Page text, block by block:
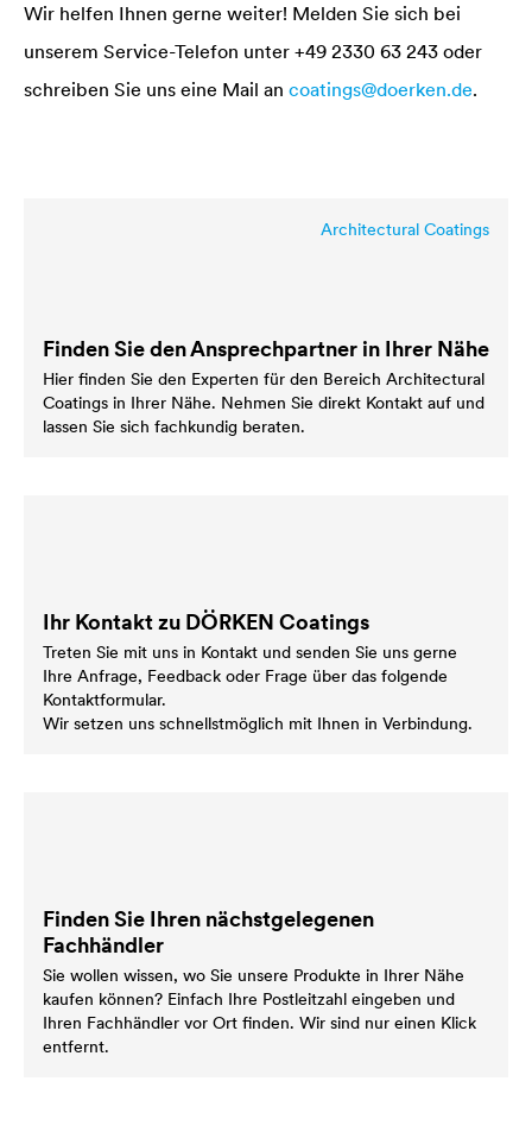
Wir helfen Ihnen gerne weiter! Melden Sie sich bei
unserem Service-Telefon unter +49 2330 63 243 oder
schreiben Sie uns eine Mail an coatings@doerken.de.
Architectural Coatings
Finden Sie den Ansprechpartner in Ihrer Nähe
Hier finden Sie den Experten für den Bereich Architectural
Coatings in Ihrer Nähe. Nehmen Sie direkt Kontakt auf und
lassen Sie sich fachkundig beraten.
Ihr Kontakt zu DÖRKEN Coatings
Treten Sie mit uns in Kontakt und senden Sie uns gerne
Ihre Anfrage, Feedback oder Frage über das folgende
Kontaktformular.
Wir setzen uns schnellstmöglich mit Ihnen in Verbindung.
Finden Sie Ihren nächstgelegenen
Fachhändler
Sie wollen wissen, wo Sie unsere Produkte in Ihrer Nähe
kaufen können? Einfach Ihre Postleitzahl eingeben und
Ihren Fachhändler vor Ort finden. Wir sind nur einen Klick
entfernt.